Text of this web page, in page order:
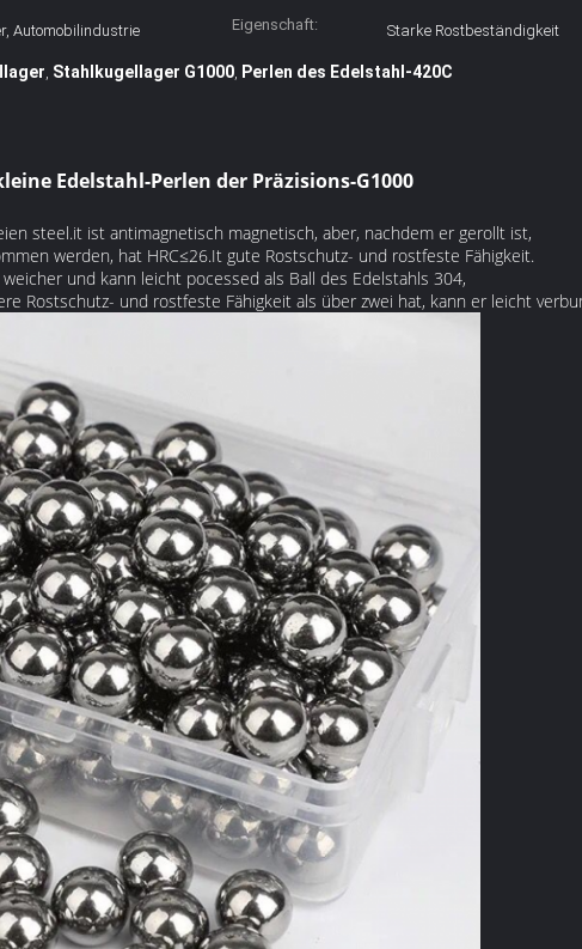
Automobilindustrie Eigenschaft:
Starke Rostbeständigkeit
, Stahlkugellager G1000, Perlen des Edelstahl-420C
Edelstahl-Perlen der Präzisions-G1000
steel.it ist antimagnetisch magnetisch, aber, nachdem er gerollt ist,
werden, hat HRC≤26.It gute Rostschutz- und rostfeste Fähigkeit.
und kann leicht pocessed als Ball des Edelstahls 304,
Rostschutz- und rostfeste Fähigkeit als über zwei hat, kann er leicht